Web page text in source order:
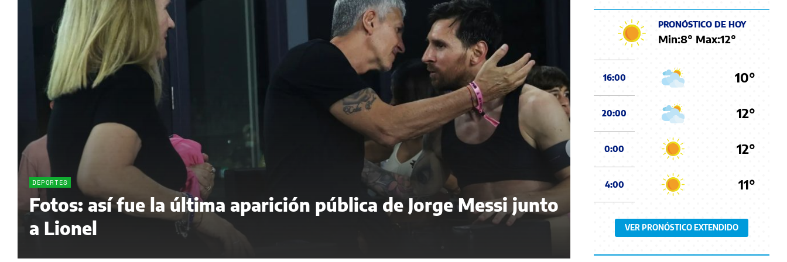
DEPORTES
Fotos: así fue la última aparición pública de Jorge Messi junto
a Lionel
PRONÓSTICO DE HOY
Min:8° Max:12°
16:00 10°
20:00 12°
0:00 12°
4:00 11°
VER PRONÓSTICO EXTENDIDO